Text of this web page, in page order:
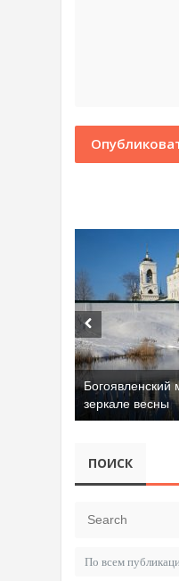
зеркале весны
ПОИСК